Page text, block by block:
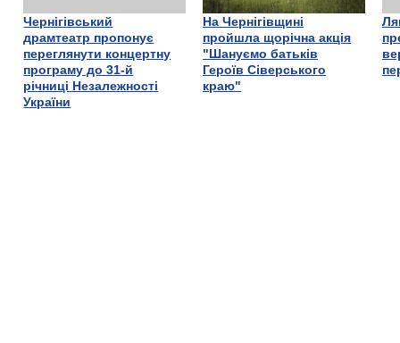
Чернігівський
драмтеатр пропонує
переглянути концертну
програму до 31-й
річниці Незалежності
України
На Чернігівщині
пройшла щорічна акція
"Шануємо батьків
Героїв Сіверського
краю"